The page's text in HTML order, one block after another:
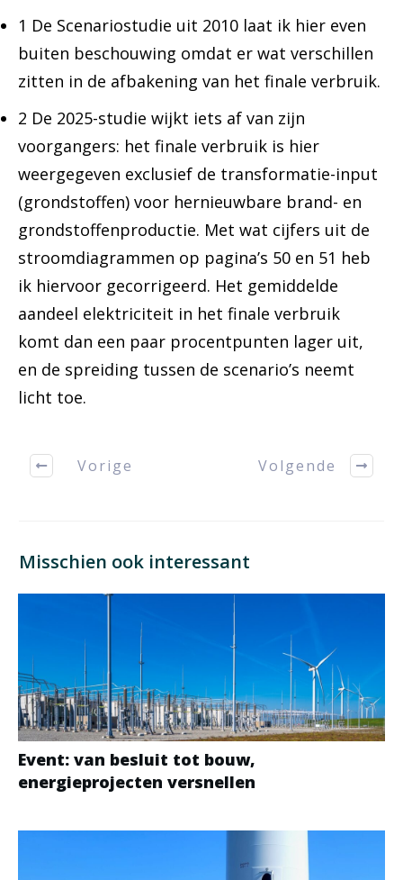
1 De Scenariostudie uit 2010 laat ik hier even
buiten beschouwing omdat er wat verschillen
zitten in de afbakening van het finale verbruik.
2 De 2025-studie wijkt iets af van zijn
voorgangers: het finale verbruik is hier
weergegeven exclusief de transformatie-input
(grondstoffen) voor hernieuwbare brand- en
grondstoffenproductie. Met wat cijfers uit de
stroomdiagrammen op pagina’s 50 en 51 heb
ik hiervoor gecorrigeerd. Het gemiddelde
aandeel elektriciteit in het finale verbruik
komt dan een paar procentpunten lager uit,
en de spreiding tussen de scenario’s neemt
licht toe.
Vorige Volgende
Misschien ook interessant
Event: van besluit tot bouw,
energieprojecten versnellen